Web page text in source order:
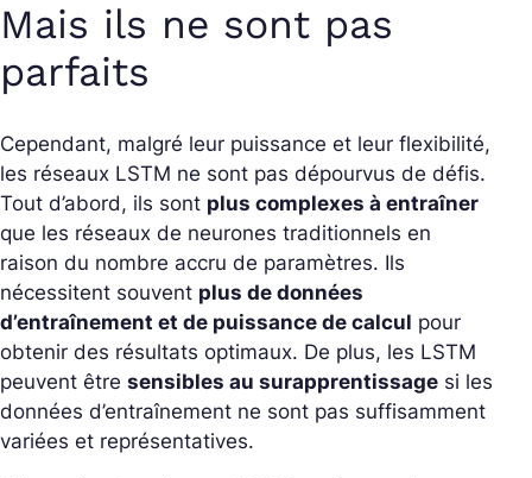
Mais ils ne sont pas
parfaits
Cependant, malgré leur puissance et leur flexibilité,
les réseaux LSTM ne sont pas dépourvus de défis.
Tout d’abord, ils sont plus complexes à entraîner
que les réseaux de neurones traditionnels en
raison du nombre accru de paramètres. Ils
nécessitent souvent plus de données
d’entraînement et de puissance de calcul pour
obtenir des résultats optimaux. De plus, les LSTM
peuvent être sensibles au surapprentissage si les
données d’entraînement ne sont pas suffisamment
variées et représentatives.